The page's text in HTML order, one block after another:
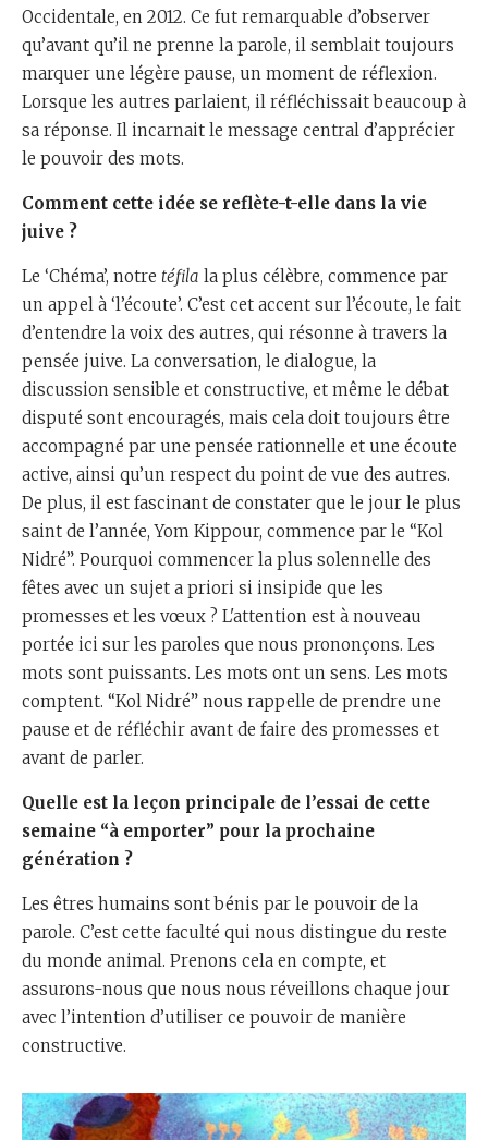
Occidentale, en 2012. Ce fut remarquable d’observer
qu’avant qu’il ne prenne la parole, il semblait toujours
marquer une légère pause, un moment de réflexion.
Lorsque les autres parlaient, il réfléchissait beaucoup à
sa réponse. Il incarnait le message central d’apprécier
le pouvoir des mots.
Comment cette idée se reflète-t-elle dans la vie
juive ?
Le ‘Chéma’, notre téfila la plus célèbre, commence par
un appel à ‘l’écoute’. C’est cet accent sur l’écoute, le fait
d’entendre la voix des autres, qui résonne à travers la
pensée juive. La conversation, le dialogue, la
discussion sensible et constructive, et même le débat
disputé sont encouragés, mais cela doit toujours être
accompagné par une pensée rationnelle et une écoute
active, ainsi qu’un respect du point de vue des autres.
De plus, il est fascinant de constater que le jour le plus
saint de l’année, Yom Kippour, commence par le “Kol
Nidré”. Pourquoi commencer la plus solennelle des
fêtes avec un sujet a priori si insipide que les
promesses et les vœux ? L'attention est à nouveau
portée ici sur les paroles que nous prononçons. Les
mots sont puissants. Les mots ont un sens. Les mots
comptent. “Kol Nidré” nous rappelle de prendre une
pause et de réfléchir avant de faire des promesses et
avant de parler.
Quelle est la leçon principale de l’essai de cette
semaine “à emporter” pour la prochaine
génération ?
Les êtres humains sont bénis par le pouvoir de la
parole. C’est cette faculté qui nous distingue du reste
du monde animal. Prenons cela en compte, et
assurons-nous que nous nous réveillons chaque jour
avec l’intention d’utiliser ce pouvoir de manière
constructive.